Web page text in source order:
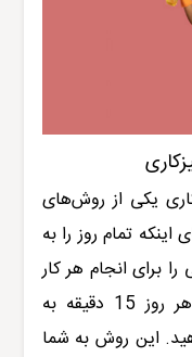
یکی از روش‌های
تمام روز را به
برای انجام هر کار
تعیین کنید. برای مثال، می‌توانید هر روز 15 دقیقه به
این روش به شما